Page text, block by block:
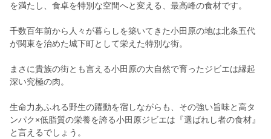
を満たし、食卓を特別な空間へと変える、最高峰の食材です。
千数百年前から人々が暮らしを築いてきた小田原の地は北条五代
が関東を治めた城下町として栄えた特別な街。
まさに貴族の街とも言える小田原の大自然で育ったジビエは縁起
深い究極の肉。
生命力あふれる野生の躍動を宿しながらも、その強い旨味と高タ
ンパク×低脂質の栄養を誇る小田原ジビエは『選ばれし者の食材』
と言えるでしょう。